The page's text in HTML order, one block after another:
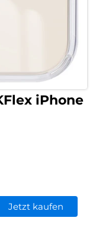
iPhone
Jetzt kaufen